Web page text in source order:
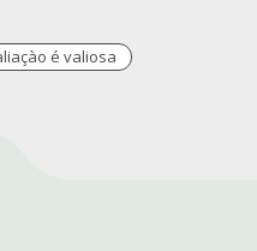
é valiosa